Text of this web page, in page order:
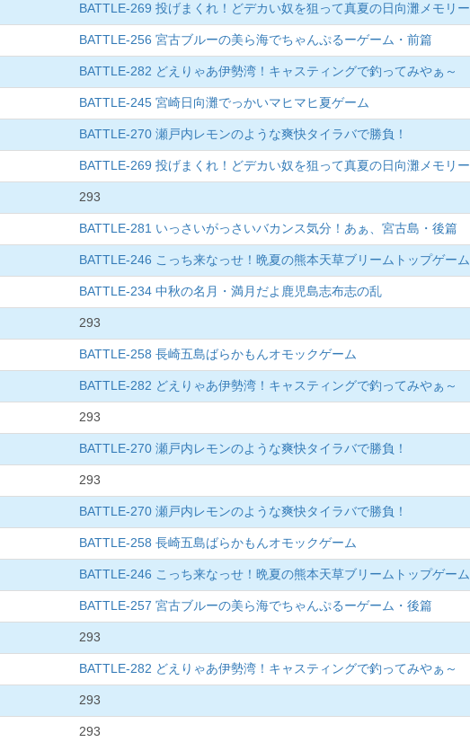
BATTLE-269 投げまくれ！どデカい奴を狙って真夏の日向灘メモリー
BATTLE-256 宮古ブルーの美ら海でちゃんぷるーゲーム・前篇
BATTLE-282 どえりゃあ伊勢湾！キャスティングで釣ってみやぁ～
BATTLE-245 宮崎日向灘でっかいマヒマヒ夏ゲーム
BATTLE-270 瀬戸内レモンのような爽快タイラバで勝負！
BATTLE-269 投げまくれ！どデカい奴を狙って真夏の日向灘メモリー
293
BATTLE-281 いっさいがっさいバカンス気分！あぁ、宮古島・後篇
BATTLE-246 こっち来なっせ！晩夏の熊本天草ブリームトップゲーム
BATTLE-234 中秋の名月・満月だよ鹿児島志布志の乱
293
BATTLE-258 長崎五島ばらかもんオモックゲーム
BATTLE-282 どえりゃあ伊勢湾！キャスティングで釣ってみやぁ～
293
BATTLE-270 瀬戸内レモンのような爽快タイラバで勝負！
293
BATTLE-270 瀬戸内レモンのような爽快タイラバで勝負！
BATTLE-258 長崎五島ばらかもんオモックゲーム
BATTLE-246 こっち来なっせ！晩夏の熊本天草ブリームトップゲーム
BATTLE-257 宮古ブルーの美ら海でちゃんぷるーゲーム・後篇
293
BATTLE-282 どえりゃあ伊勢湾！キャスティングで釣ってみやぁ～
293
293